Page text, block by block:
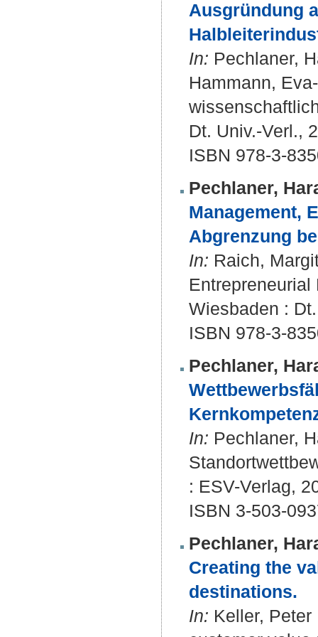
Ausgründung
In: Pechlaner,
Hammann,
Dt. Univ.-Verl.,
ISBN 978-3-
Pechlaner,
Management,
Abgrenzung
In: Raich,
Wiesbaden :
ISBN 978-3-
Pechlaner,
In: Pechlaner,
: ESV-Verlag,
ISBN 3-503-
Pechlaner,
Creating the
destinations.
In: Keller,